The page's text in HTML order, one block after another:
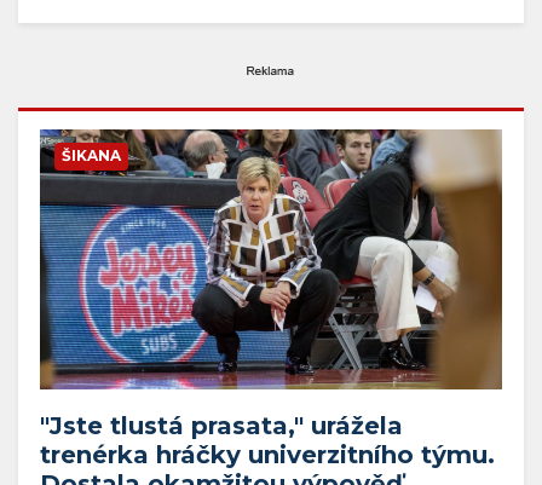
ŠIKANA
"Jste tlustá prasata," urážela
trenérka hráčky univerzitního týmu.